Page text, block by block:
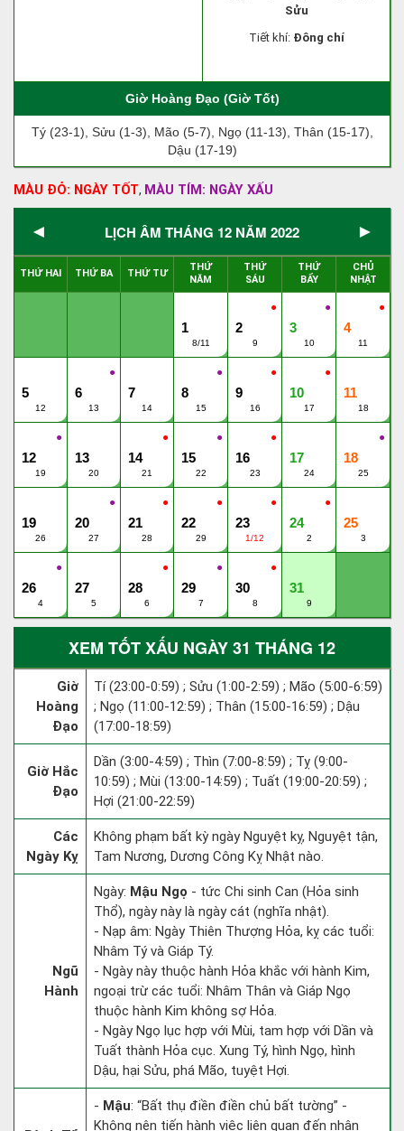
Sửu
Tiết khí: Đông chí
Giờ Hoàng Đạo (Giờ Tốt)
Tý (23-1), Sửu (1-3), Mão (5-7), Ngọ (11-13), Thân (15-17),
Dậu (17-19)
MÀU ĐỎ: NGÀY TỐT, MÀU TÍM: NGÀY XẤU
◄ LỊCH ÂM THÁNG 12 NĂM 2022 ►
THỨ HAI THỨ BA THỨ TƯ
THỨ
NĂM
THỨ
SÁU
THỨ
BẨY
CHỦ
NHẬT
1
8/11
●
2
9
●
3
10
●
4
11
5
12
●
6
13
7
14
●
8
15
●
9
16
●
10
17
11
18
●
12
19
13
20
●
14
21
●
15
22
●
16
23
17
24
●
18
25
19
26
●
20
27
●
21
28
●
22
29
●
23
1/12
●
24
2
25
3
●
26
4
27
5
●
28
6
●
29
7
●
30
8
31
9
XEM TỐT XẤU NGÀY 31 THÁNG 12
Giờ
Hoàng
Đạo
Tí (23:00-0:59) ; Sửu (1:00-2:59) ; Mão (5:00-6:59)
; Ngọ (11:00-12:59) ; Thân (15:00-16:59) ; Dậu
(17:00-18:59)
Giờ Hắc
Đạo
Dần (3:00-4:59) ; Thìn (7:00-8:59) ; Tỵ (9:00-
10:59) ; Mùi (13:00-14:59) ; Tuất (19:00-20:59) ;
Hợi (21:00-22:59)
Các
Ngày Kỵ
Không phạm bất kỳ ngày Nguyệt kỵ, Nguyệt tận,
Tam Nương, Dương Công Kỵ Nhật nào.
Ngũ
Hành
Ngày: Mậu Ngọ - tức Chi sinh Can (Hỏa sinh
Thổ), ngày này là ngày cát (nghĩa nhật).
- Nạp âm: Ngày Thiên Thượng Hỏa, kỵ các tuổi:
Nhâm Tý và Giáp Tý.
- Ngày này thuộc hành Hỏa khắc với hành Kim,
ngoại trừ các tuổi: Nhâm Thân và Giáp Ngọ
thuộc hành Kim không sợ Hỏa.
- Ngày Ngọ lục hợp với Mùi, tam hợp với Dần và
Tuất thành Hỏa cục. Xung Tý, hình Ngọ, hình
Dậu, hại Sửu, phá Mão, tuyệt Hợi.
- Mậu: “Bất thụ điền điền chủ bất tường” -
Không nên tiến hành việc liên quan đến nhận